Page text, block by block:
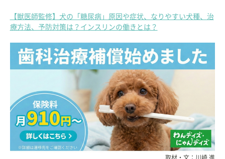
【獣医師監修】犬の「糖尿病」原因や症状、なりやすい犬種、治
療方法、予防対策は？インスリンの働きとは？
取材・文：川崎 進